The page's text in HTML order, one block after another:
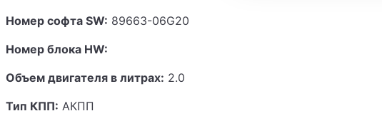
Номер софта SW: 89663-06G20
Номер блока HW:
Объем двигателя в литрах: 2.0
Тип КПП: АКПП